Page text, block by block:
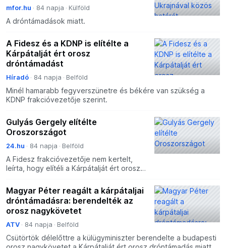
mfor.hu 84 napja Külföld
A dróntámadások miatt.
A Fidesz és a KDNP is elítélte a
Kárpátalját ért orosz
dróntámadást
Híradó 84 napja Belföld
Minél hamarabb fegyverszünetre és békére van szükség a
KDNP frakcióvezetője szerint.
Gulyás Gergely elítélte
Oroszországot
24.hu 84 napja Belföld
A Fidesz frakcióvezetője nem kertelt,
leírta, hogy elítéli a Kárpátalját ért orosz
Magyar Péter reagált a kárpátaljai
dróntámadásra: berendelték az
orosz nagykövetet
ATV 84 napja Belföld
Csütörtök délelőttre a külügyminiszter berendelte a budapesti